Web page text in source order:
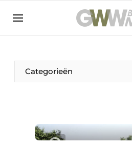
NL EN
Categorieën
De Pen